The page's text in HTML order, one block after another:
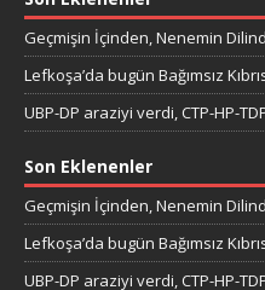
Geçmişin İçinden, Nenemin
Lefkoşa’da bugün Bağımsız
UBP-DP araziyi verdi, CTP-HP-
Son Eklenenler
Geçmişin İçinden, Nenemin
Lefkoşa’da bugün Bağımsız
UBP-DP araziyi verdi, CTP-HP-